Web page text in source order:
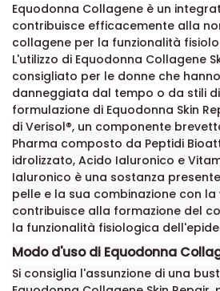
Equodonna Collagene è un
contribuisce efficacemente alla
collagene per la funzionalità
L'utilizzo di Equodonna Collagene
consigliato per le donne che
danneggiata dal tempo o da stili
formulazione di Equodonna Skin
di Verisol®, un componente
Pharma composto da Peptidi
idrolizzato, Acido Ialuronico e
Ialuronico è una sostanza
pelle e la sua combinazione con la
contribuisce alla formazione del
la funzionalità fisiologica
Modo d'uso di Equodonna
Si consiglia l'assunzione di una